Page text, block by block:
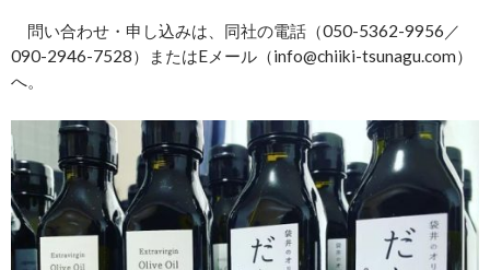
問い合わせ・申し込みは、同社の電話（050-5362-9956／
090-2946-7528）またはEメール（info@chiiki-tsunagu.com）
へ。